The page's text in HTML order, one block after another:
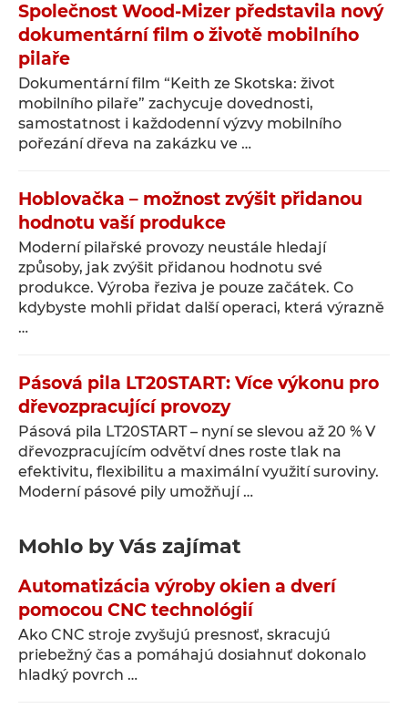
Společnost Wood-Mizer představila nový
dokumentární film o životě mobilního
pilaře
Dokumentární film “Keith ze Skotska: život
mobilního pilaře” zachycuje dovednosti,
samostatnost i každodenní výzvy mobilního
pořezání dřeva na zakázku ve …
Hoblovačka – možnost zvýšit přidanou
hodnotu vaší produkce
Moderní pilařské provozy neustále hledají
způsoby, jak zvýšit přidanou hodnotu své
produkce. Výroba řeziva je pouze začátek. Co
kdybyste mohli přidat další operaci, která výrazně
…
Pásová pila LT20START: Více výkonu pro
dřevozpracující provozy
Pásová pila LT20START – nyní se slevou až 20 % V
dřevozpracujícím odvětví dnes roste tlak na
efektivitu, flexibilitu a maximální využití suroviny.
Moderní pásové pily umožňují …
Mohlo by Vás zajímat
Automatizácia výroby okien a dverí
pomocou CNC technológií
Ako CNC stroje zvyšujú presnosť, skracujú
priebežný čas a pomáhajú dosiahnuť dokonalo
hladký povrch …